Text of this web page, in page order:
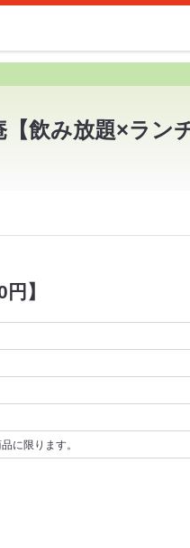
飲み放題×ランチ
】
に限ります。